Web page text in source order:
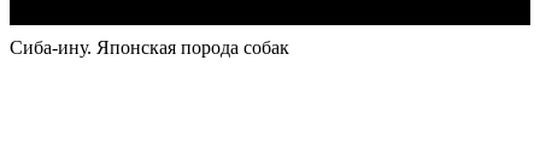
Сиба-ину. Японская порода собак